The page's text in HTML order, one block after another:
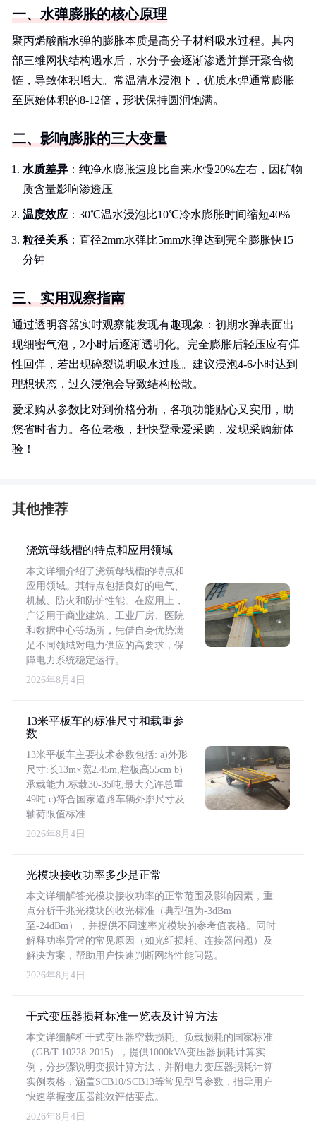
一、水弹膨胀的核心原理
聚丙烯酸酯水弹的膨胀本质是高分子材料吸水过程。其内
部三维网状结构遇水后，水分子会逐渐渗透并撑开聚合物
链，导致体积增大。常温清水浸泡下，优质水弹通常膨胀
至原始体积的8-12倍，形状保持圆润饱满。
二、影响膨胀的三大变量
水质差异 ：纯净水膨胀速度比自来水慢20%左右，因矿物
质含量影响渗透压
温度效应 ：30℃温水浸泡比10℃冷水膨胀时间缩短40%
粒径关系 ：直径2mm水弹比5mm水弹达到完全膨胀快15
分钟
三、实用观察指南
通过透明容器实时观察能发现有趣现象：初期水弹表面出
现细密气泡，2小时后逐渐透明化。完全膨胀后轻压应有弹
性回弹，若出现碎裂说明吸水过度。建议浸泡4-6小时达到
理想状态，过久浸泡会导致结构松散。
爱采购从参数比对到价格分析，各项功能贴心又实用，助
您省时省力。各位老板，赶快登录爱采购，发现采购新体
验！
其他推荐
浇筑母线槽的特点和应用领域
本文详细介绍了浇筑母线槽的特点和
应用领域。其特点包括良好的电气、
机械、防火和防护性能。在应用上，
广泛用于商业建筑、工业厂房、医院
和数据中心等场所，凭借自身优势满
足不同领域对电力供应的高要求，保
障电力系统稳定运行。
2026年8月4日
13米平板车的标准尺寸和载重参
数
13米平板车主要技术参数包括: a)外形
尺寸:长13m×宽2.45m,栏板高55cm b)
承载能力:标载30-35吨,最大允许总重
49吨 c)符合国家道路车辆外廓尺寸及
轴荷限值标准
2026年8月4日
光模块接收功率多少是正常
本文详细解答光模块接收功率的正常范围及影响因素，重
点分析千兆光模块的收光标准（典型值为-3dBm
至-24dBm），并提供不同速率光模块的参考值表格。同时
解释功率异常的常见原因（如光纤损耗、连接器问题）及
解决方案，帮助用户快速判断网络性能问题。
2026年8月4日
干式变压器损耗标准一览表及计算方法
本文详细解析干式变压器空载损耗、负载损耗的国家标准
（GB/T 10228-2015），提供1000kVA变压器损耗计算实
例，分步骤说明变损计算方法，并附电力变压器损耗计算
实例表格，涵盖SCB10/SCB13等常见型号参数，指导用户
快速掌握变压器能效评估要点。
2026年8月4日